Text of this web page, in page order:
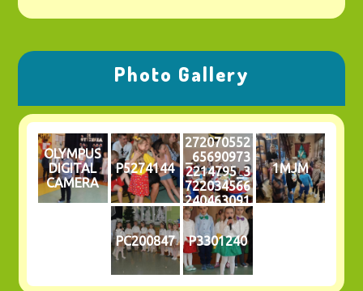
Photo Gallery
OLYMPUS
DIGITAL
CAMERA
P5274144
272070552
_65690973
2214795_3
722034566
240463091
_n
1MJM
PC200847 P3301240